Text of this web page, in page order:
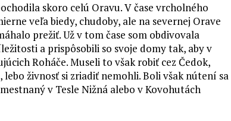
skoro celú Oravu. V čase vrcholného
veľa biedy, chudoby, ale na severnej Orave
prežiť. Už v tom čase som obdivovala
a prispôsobili so svoje domy tak, aby v
Roháče. Museli to však robiť cez Čedok,
živnosť si zriadiť nemohli. Boli však nútení sa
v Tesle Nižná alebo v Kovohutách